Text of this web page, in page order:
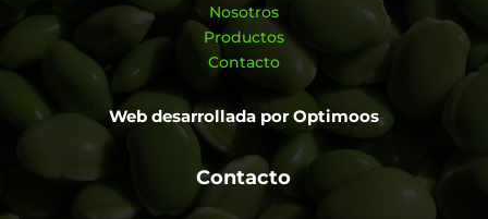
Nosotros
Productos
Contacto
Web desarrollada porOptimoos
Contacto